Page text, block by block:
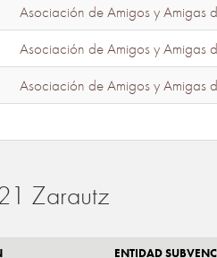
Asociación de Amigos y Amigas
Asociación de Amigos y Amigas
Asociación de Amigos y Amigas
Zarautz
ENTIDAD